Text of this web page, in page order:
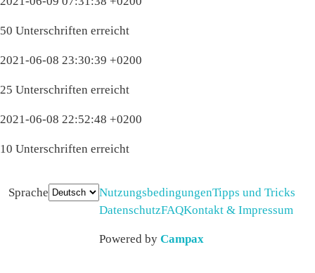
50 Unterschriften erreicht
2021-06-08 23:30:39 +0200
25 Unterschriften erreicht
2021-06-08 22:52:48 +0200
10 Unterschriften erreicht
Sprache NutzungsbedingungenTipps und Tricks
DatenschutzFAQKontakt & Impressum
Powered by Campax